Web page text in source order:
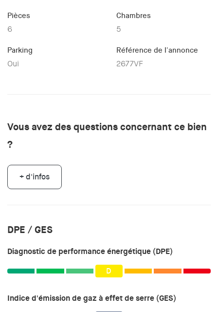
Pièces
6
Chambres
5
Parking
Oui
Référence de l'annonce
2677VF
Vous avez des questions concernant ce bien
?
+ d'infos
DPE / GES
Diagnostic de performance énergétique (DPE)
D
Indice d'émission de gaz à effet de serre (GES)